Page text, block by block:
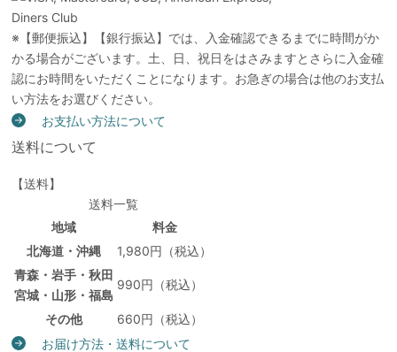
※【郵便振込】【銀行振込】では、入金確認できるまでに時間がか
かる場合がございます。土、日、祝日をはさみますとさらに入金確
認にお時間をいただくことになります。お急ぎの場合は他のお支払
い方法をお選びください。
お支払い方法について
送料について
【送料】
送料一覧
地域
料金
北海道・沖縄
1,980円（税込）
青森・岩手・秋田
宮城・山形・福島
990円（税込）
その他
660円（税込）
お届け方法・送料について